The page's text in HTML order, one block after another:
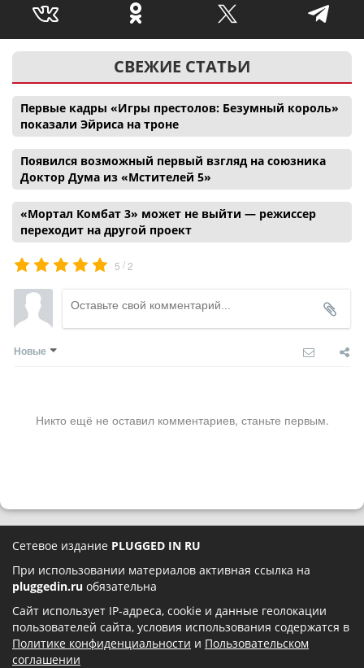
СВЕЖИЕ СТАТЬИ
Первые кадры «Игры престолов: Безумный король»
показали Эйриса на троне
Появился возможный первый взгляд на союзника
Доктор Дума из «Мстителей 5»
«Мортал Комбат 3» может не выйти — режиссер
переходит на другой проект
5 /2
Новые
Никто ещё не оставил комментариев, станьте первым.
Сетевое издание PLUGGED IN RU
При использовании материалов активная ссылка на
pluggedin.ru обязательна
Сайт использует IP-адреса, cookie и данные геолокации
пользователей сайта, условия использования содержатся в
Политике конфиденциальности и Пользовательском
соглашении